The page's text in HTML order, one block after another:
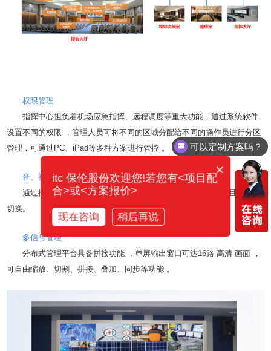
权限管理
指挥中心担负着机场应急指挥、远程调度等重大功能，通过系统软件
设置不同的权限 ，管理人员可将不同的区域分配给不同的操作员进行分区
管理，可通过PC、iPad等多种方案进行管控 。
音、视频互联互通
通过控制中心实现各个 分区 之间音频、视频互联、互通 ， 且 可任意
切换。
多信号管理
分布式管理平台具备拼接功能 ，单屏输出窗口可达16路 高清 画面 ，
可自由缩放、切割、拼接、叠加、同步等功能 。
可以定制方案吗？
×
itc 保伦股份欢迎您!若您有<项目配
合>或<方案报价>
现在咨询 稍后再说